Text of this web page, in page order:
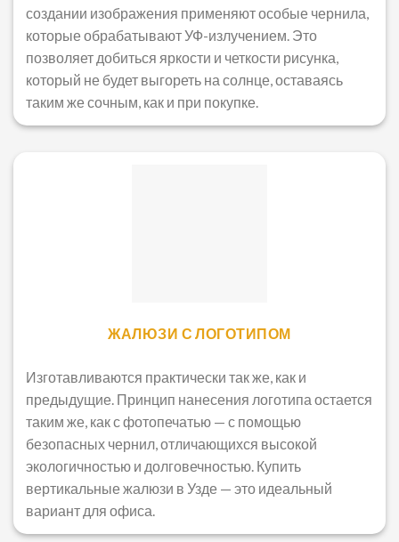
создании изображения применяют особые чернила,
которые обрабатывают УФ-излучением. Это
позволяет добиться яркости и четкости рисунка,
который не будет выгореть на солнце, оставаясь
таким же сочным, как и при покупке.
ЖАЛЮЗИ С ЛОГОТИПОМ
Изготавливаются практически так же, как и
предыдущие. Принцип нанесения логотипа остается
таким же, как с фотопечатью — с помощью
безопасных чернил, отличающихся высокой
экологичностью и долговечностью. Купить
вертикальные жалюзи в Узде — это идеальный
вариант для офиса.